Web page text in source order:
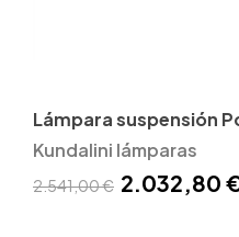
Lámpara suspensión
Kundalini lámparas
2.541,00 € 2.032,80